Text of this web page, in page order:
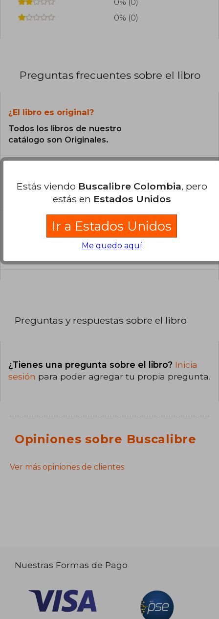
0% (0)
0% (0)
Preguntas frecuentes sobre el libro
¿El libro es original?
Todos los libros de nuestro
catálogo son Originales.
El libro está escrito en Español.
¿Cuál es la encuadernación de este libro?
La encuadernación de esta edición es Tapa
Preguntas y respuestas sobre el libro
¿Tienes una pregunta sobre el libro? Inicia
sesión para poder agregar tu propia pregunta.
Opiniones sobre Buscalibre
Ver más opiniones de clientes
Nuestras Formas de Pago
Estás viendo Buscalibre Colombia, pero
estás en Estados Unidos
Ir a Estados Unidos
Me quedo aquí